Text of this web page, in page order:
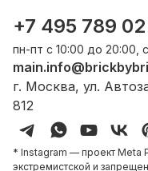
+7 495 789
пн-пт с 10:00 до 20:00,
г. Москва, ул.
812
* Instagram — проект Meta
экстремистской и